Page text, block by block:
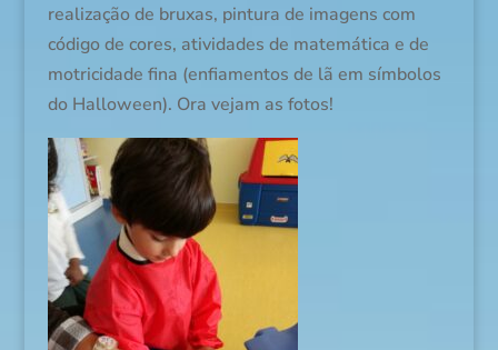
realização de bruxas, pintura de imagens com
código de cores, atividades de matemática e de
motricidade fina (enfiamentos de lã em símbolos
do Halloween). Ora vejam as fotos!